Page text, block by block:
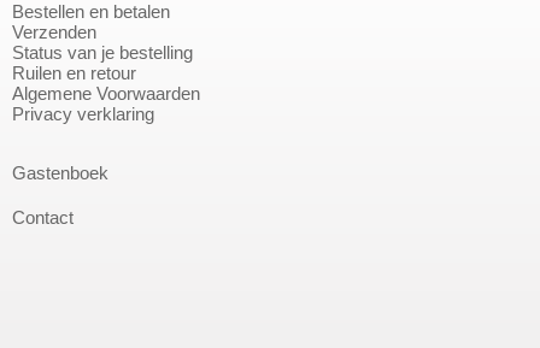
Bestellen en betalen
Verzenden
Status van je bestelling
Ruilen en retour
Algemene Voorwaarden
Privacy verklaring
Gastenboek
Contact